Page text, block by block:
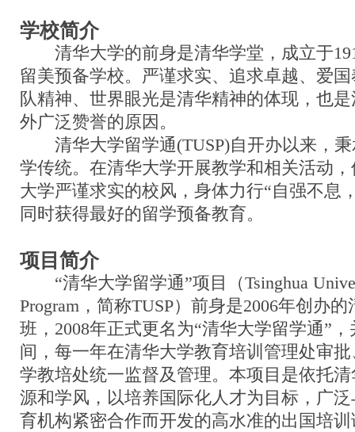
学校简介
清华大学的前身是清华学堂，成立于
留美预备学校。严谨求实、追求卓越、爱
队精神、世界眼光是清华精神的体现，也
外广泛赞誉的原因。
清华大学留学通(TUSP)自开办以来，秉
学传统。在清华大学开展教学和相关活动
大学严谨求实的校风，身体力行“自强不息
同时获得最好的留学预备教育。
项目简介
“清华大学留学通”项目（Tsinghua
Program，简称TUSP）前身是2006年创办
班，2008年正式更名为“清华大学留学通”，
间，每一年在清华大学教育培训管理处审
学教培处统一监督及管理。本项目是依托
源和学风，以培养国际化人才为目标，广
育机构紧密合作而开发的高水准的出国培